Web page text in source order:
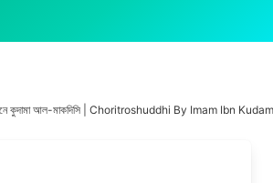
ইবনে কুদামা আল-মাকদিসি | Choritroshuddhi By Imam Ibn